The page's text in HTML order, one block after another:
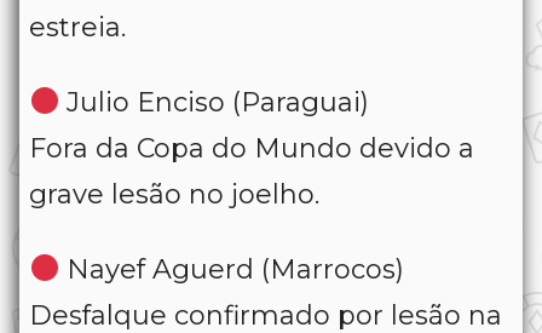
estreia.
Julio Enciso (Paraguai)
Fora da Copa do Mundo devido a
grave lesão no joelho.
Nayef Aguerd (Marrocos)
Desfalque confirmado por lesão na